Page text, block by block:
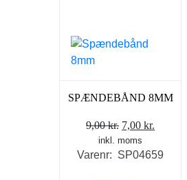
SPÆNDEBÅND 8MM
9,00kr. Den
oprindelige
pris
7,00kr.
pris
inkl. moms
Varenr: SP04659